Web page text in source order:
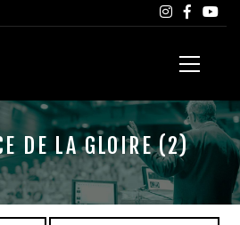
DE LA GLOIRE (2)